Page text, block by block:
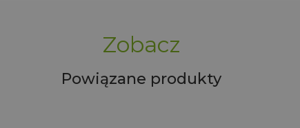
Zobacz
Powiązane produkty